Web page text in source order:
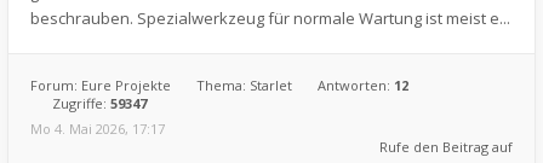
beschrauben. Spezialwerkzeug für normale Wartung ist meist e...
Forum: Eure Projekte Thema: Starlet Antworten: 12
Zugriffe: 59347
Mo 4. Mai 2026, 17:17
Rufe den Beitrag auf